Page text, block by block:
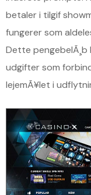
betaler i tilgif
fungerer som
Dette pengebelÃ¸b
udgifter som
lejemÃ¥let i